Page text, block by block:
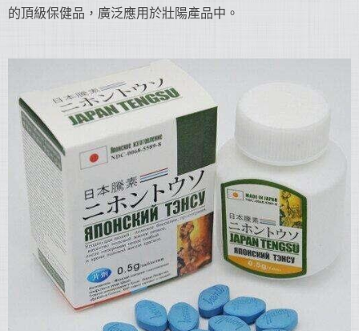
的頂級保健品，廣泛應用於壯陽產品中。